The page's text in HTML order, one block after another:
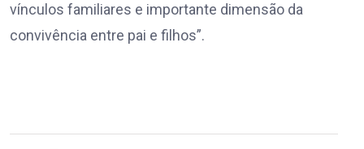
vínculos familiares e importante dimensão da
convivência entre pai e filhos”.